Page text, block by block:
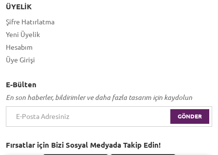
ÜYELIK
Şifre Hatırlatma
Yeni Üyelik
Hesabım
Üye Girişi
E-Bülten
En son haberler, bildirimler ve daha fazla tasarım için kaydolun
GÖNDER
Fırsatlar için Bizi Sosyal Medyada Takip Edin!